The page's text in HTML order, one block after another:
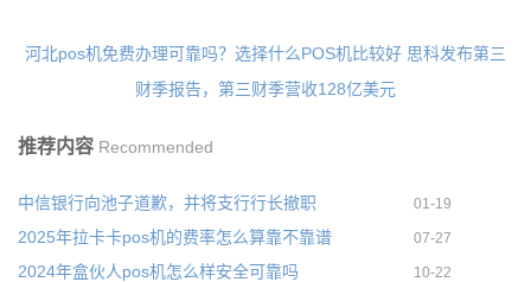
河北pos机免费办理可靠吗？选择什么POS机比较好 思科发布第三
财季报告，第三财季营收128亿美元
推荐内容 Recommended
中信银行向池子道歉，并将支行行长撤职 01-19
2025年拉卡卡pos机的费率怎么算靠不靠谱 07-27
2024年盒伙人pos机怎么样安全可靠吗 10-22